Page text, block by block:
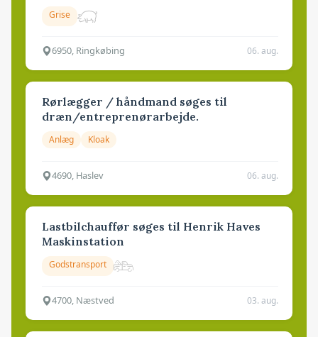
Grise
6950, Ringkøbing 06. aug.
Rørlægger / håndmand søges til
dræn/entreprenørarbejde.
Anlæg Kloak
4690, Haslev 06. aug.
Lastbilchauffør søges til Henrik Haves
Maskinstation
Godstransport
4700, Næstved 03. aug.